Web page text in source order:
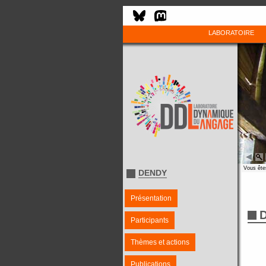
LABORATOIRE
DENDY
Présentation
Participants
Thèmes et actions
Publications
Vous